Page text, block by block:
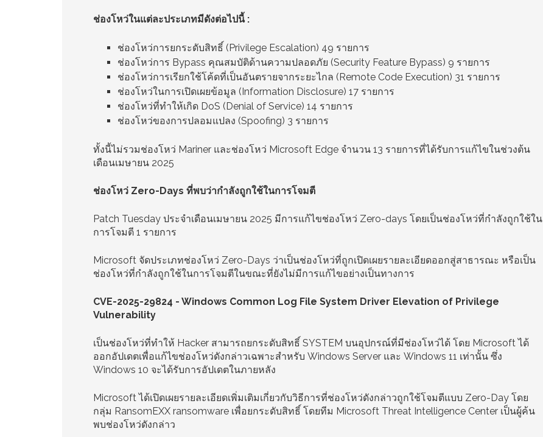
ช่องโหว่ในแต่ละประเภทมีดังต่อไปนี้ :
ช่องโหว่การยกระดับสิทธิ์ (Privilege Escalation) 49 รายการ
ช่องโหว่การ Bypass คุณสมบัติด้านความปลอดภัย (Security Feature Bypass) 9 รายการ
ช่องโหว่การเรียกใช้โค้ดที่เป็นอันตรายจากระยะไกล (Remote Code Execution) 31 รายการ
ช่องโหว่ในการเปิดเผยข้อมูล (Information Disclosure) 17 รายการ
ช่องโหว่ที่ทำให้เกิด DoS (Denial of Service) 14 รายการ
ช่องโหว่ของการปลอมแปลง (Spoofing) 3 รายการ
ทั้งนี้ไม่รวมช่องโหว่ Mariner และช่องโหว่ Microsoft Edge จำนวน 13 รายการที่ได้รับการแก้ไขในช่วงต้น
เดือนเมษายน 2025
ช่องโหว่ Zero-Days ที่พบว่ากำลังถูกใช้ในการโจมตี
Patch Tuesday ประจำเดือนเมษายน 2025 มีการแก้ไขช่องโหว่ Zero-days โดยเป็นช่องโหว่ที่กำลังถูกใช้ใน
การโจมตี 1 รายการ
Microsoft จัดประเภทช่องโหว่ Zero-Days ว่าเป็นช่องโหว่ที่ถูกเปิดเผยรายละเอียดออกสู่สาธารณะ หรือเป็น
ช่องโหว่ที่กำลังถูกใช้ในการโจมตีในขณะที่ยังไม่มีการแก้ไขอย่างเป็นทางการ
CVE-2025-29824 - Windows Common Log File System Driver Elevation of Privilege
Vulnerability
เป็นช่องโหว่ที่ทำให้ Hacker สามารถยกระดับสิทธิ์ SYSTEM บนอุปกรณ์ที่มีช่องโหว่ได้ โดย Microsoft ได้
ออกอัปเดตเพื่อแก้ไขช่องโหว่ดังกล่าวเฉพาะสำหรับ Windows Server และ Windows 11 เท่านั้น ซึ่ง
Windows 10 จะได้รับการอัปเดตในภายหลัง
Microsoft ได้เปิดเผยรายละเอียดเพิ่มเติมเกี่ยวกับวิธีการที่ช่องโหว่ดังกล่าวถูกใช้โจมตีแบบ Zero-Day โดย
กลุ่ม RansomEXX ransomware เพื่อยกระดับสิทธิ์ โดยทีม Microsoft Threat Intelligence Center เป็นผู้ค้น
พบช่องโหว่ดังกล่าว